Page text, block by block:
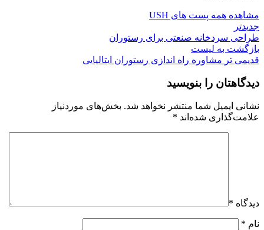
مشاهده همه پست های USH
جدیدتر
طراحی سردخانه صنعتی برای رستوران
بازگشت به لیست
قدیمی تر مشاوره راه اندازی رستوران ایتالیایی
دیدگاهتان را بنویسید
نشانی ایمیل شما منتشر نخواهد شد. بخش‌های موردنیاز
علامت‌گذاری شده‌اند *
دیدگاه *
نام *